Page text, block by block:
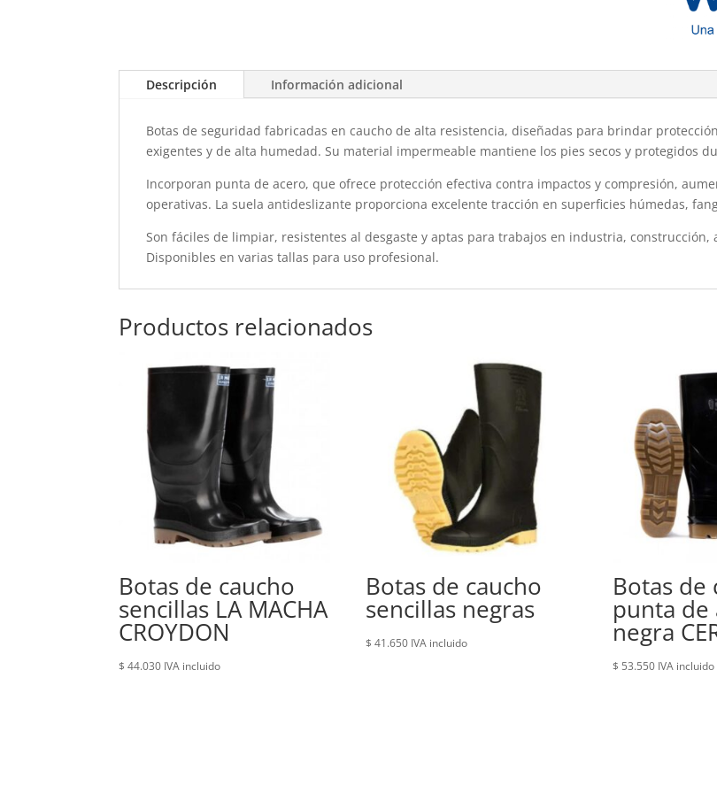
Descripción Información adicional
Botas de seguridad fabricadas en caucho de alta resistencia, diseñadas para brindar
exigentes y de alta humedad. Su material impermeable mantiene los pies secos y protegidos
Incorporan punta de acero, que ofrece protección efectiva contra impactos y compresión,
operativas. La suela antideslizante proporciona excelente tracción en superficies húmedas,
Son fáciles de limpiar, resistentes al desgaste y aptas para trabajos en industria,
Disponibles en varias tallas para uso profesional.
Productos relacionados
Botas de caucho
sencillas LA MACHA
CROYDON
$ 44.030 IVA incluido
Botas de caucho
sencillas negras
$ 41.650 IVA incluido
Botas de
punta de
negra
$ 53.550 IVA incluido